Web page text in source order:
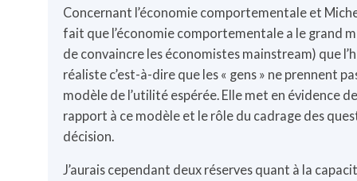
Concernant l’économie comportementale et
fait que l’économie comportementale a le grand
de convaincre les économistes mainstream) que
réaliste c’est-à-dire que les « gens » ne prennent
modèle de l’utilité espérée. Elle met en évidence
rapport à ce modèle et le rôle du cadrage des
décision.
J’aurais cependant deux réserves quant à la